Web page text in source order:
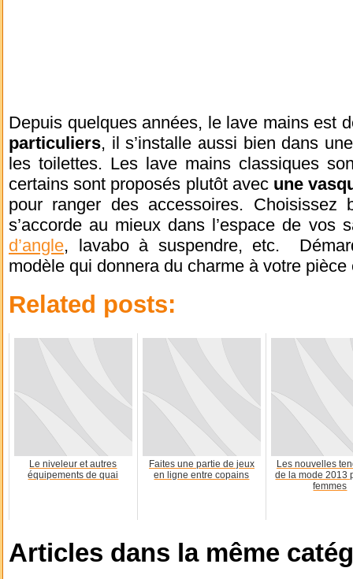
Depuis quelques années, le lave mains est
particuliers, il s’installe aussi bien dans
les toilettes. Les lave mains classiques
certains sont proposés plutôt avec une
pour ranger des accessoires.
s’accorde au mieux dans l’espace de vos
d’angle, lavabo à suspendre, etc.
modèle qui donnera du charme à votre
Related posts:
Le niveleur et autres
équipements de quai
Faites une partie de jeux
en ligne entre copains
Les nouvelles
de la mode 2013
femmes
Articles dans la même